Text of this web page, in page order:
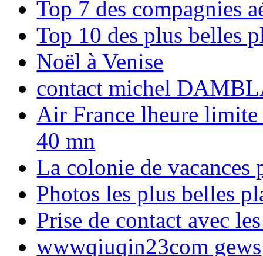
Top 7 des compagnies
Top 10 des plus belles
Noël à Venise
contact michel
Air France lheure limite
40 mn
La colonie de vacances
Photos les plus belles
Prise de contact avec
wwwqiuqin23com gews